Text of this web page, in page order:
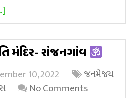
મંદિર- રાંજનગાંવ
10, 2022
જનમેજય
No Comments